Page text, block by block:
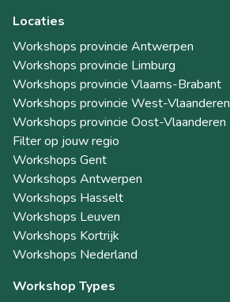
Locaties
Workshops provincie Antwerpen
Workshops provincie Limburg
Workshops provincie Vlaams-Brabant
Workshops provincie West-Vlaanderen
Workshops provincie Oost-Vlaanderen
Filter op jouw regio
Workshops Gent
Workshops Antwerpen
Workshops Hasselt
Workshops Leuven
Workshops Kortrijk
Workshops Nederland
Workshop Types